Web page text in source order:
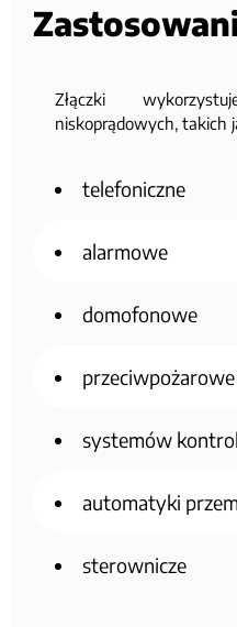
Złączki
niskoprądowych, takich
telefoniczne
alarmowe
domofonowe
przeciwpożarowe
systemów
automatyki
sterownicze